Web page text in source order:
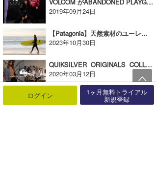
2019年09月24日
【Patagonia】天然素材のユーレックス・ウェットスーツがアップデート！【AD】
2023年10月30日
QUIKSILVER ORIGINALS COLLECTIONが登場！【AD】
2020年03月12日
ログイン 1ヶ月無料トライアル
新規登録